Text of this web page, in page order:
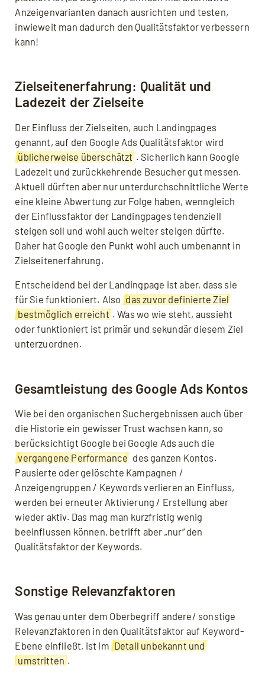
Anzeigenvarianten danach ausrichten und testen,
inwieweit man dadurch den Qualitätsfaktor verbessern
kann!
Zielseitenerfahrung: Qualität und
Ladezeit der Zielseite
Der Einfluss der Zielseiten, auch Landingpages
genannt, auf den Google Ads Qualitätsfaktor wird
üblicherweise überschätzt . Sicherlich kann Google
Ladezeit und zurückkehrende Besucher gut messen.
Aktuell dürften aber nur unterdurchschnittliche Werte
eine kleine Abwertung zur Folge haben, wenngleich
der Einflussfaktor der Landingpages tendenziell
steigen soll und wohl auch weiter steigen dürfte.
Daher hat Google den Punkt wohl auch umbenannt in
Zielseitenerfahrung.
Entscheidend bei der Landingpage ist aber, dass sie
für Sie funktioniert. Also das zuvor definierte Ziel
bestmöglich erreicht . Was wo wie steht, aussieht
oder funktioniert ist primär und sekundär diesem Ziel
unterzuordnen.
Gesamtleistung des Google Ads Kontos
Wie bei den organischen Suchergebnissen auch über
die Historie ein gewisser Trust wachsen kann, so
berücksichtigt Google bei Google Ads auch die
vergangene Performance des ganzen Kontos.
Pausierte oder gelöschte Kampagnen /
Anzeigengruppen / Keywords verlieren an Einfluss,
werden bei erneuter Aktivierung / Erstellung aber
wieder aktiv. Das mag man kurzfristig wenig
beeinflussen können, betrifft aber „nur“ den
Qualitätsfaktor der Keywords.
Sonstige Relevanzfaktoren
Was genau unter dem Oberbegriff andere/ sonstige
Relevanzfaktoren in den Qualitätsfaktor auf Keyword-
Ebene einfließt, ist im Detail unbekannt und
umstritten .